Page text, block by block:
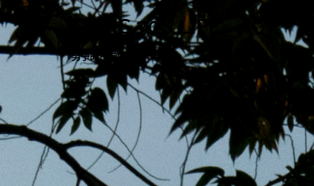
跳
至
主
內
MENS 30S LIFE
男子的日常生活